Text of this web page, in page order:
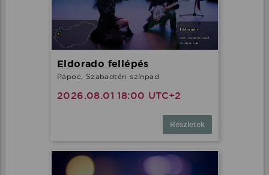
Eldorado fellépés
Pápoc, Szabadtéri színpad
2026.08.01 18:00 UTC+2
Részletek